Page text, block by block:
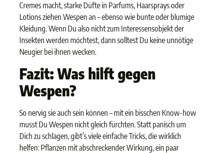
Cremes macht, starke Düfte in Parfums, Haarsprays oder
Lotions ziehen Wespen an – ebenso wie bunte oder blumige
Kleidung. Wenn Du also nicht zum Interessensobjekt der
Insekten werden möchtest, dann solltest Du keine unnötige
Neugier bei ihnen wecken.
Fazit: Was hilft gegen
Wespen?
So nervig sie auch sein können – mit ein bisschen Know-how
musst Du Wespen nicht gleich fürchten. Statt panisch um
Dich zu schlagen, gibt’s viele einfache Tricks, die wirklich
helfen: Pflanzen mit abschreckender Wirkung, ein paar